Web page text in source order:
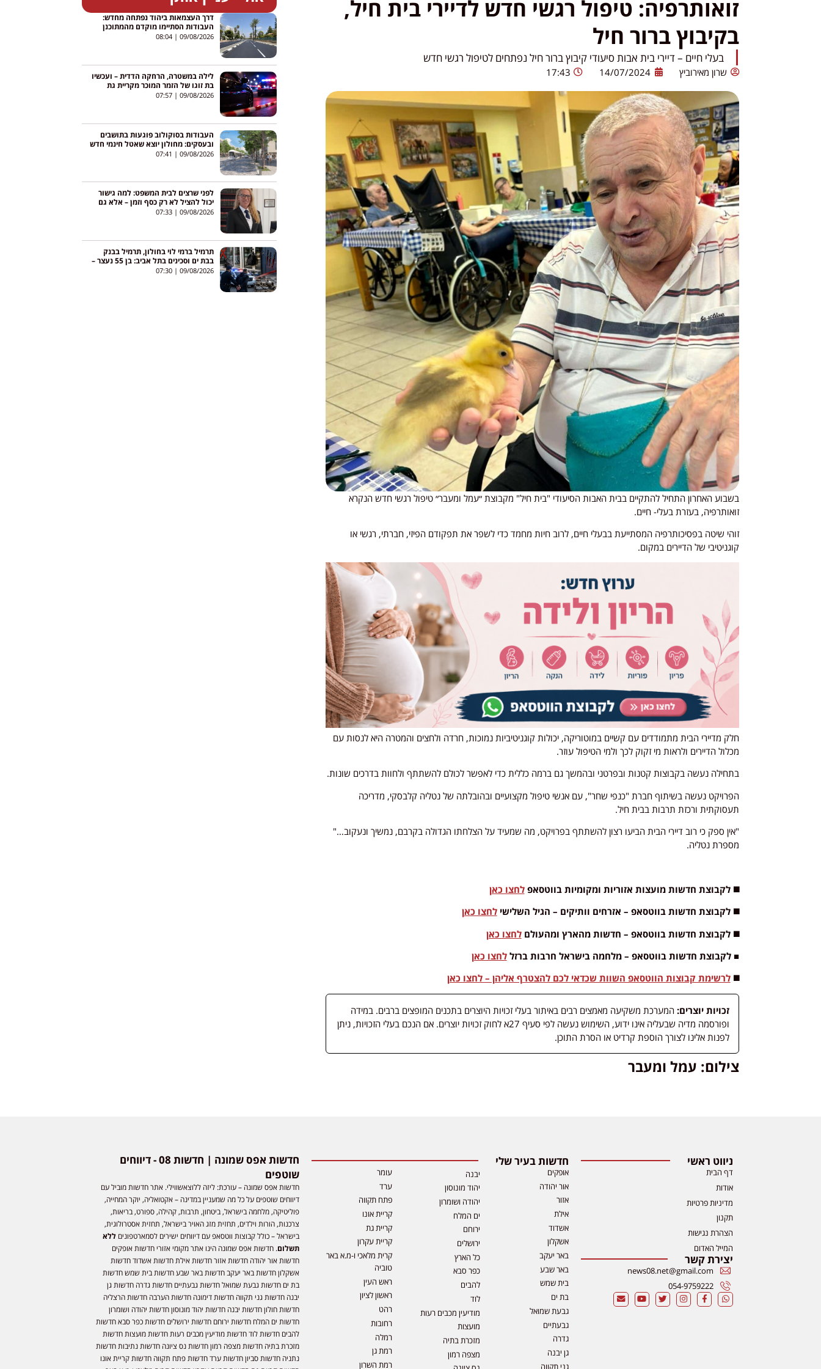
זואותרפיה: טיפול רגשי חדש לדיירי בית חיל,
בקיבוץ ברור חיל
בעלי חיים – דיירי בית אבות סיעודי קיבוץ ברור חיל נפתחים לטיפול רגשי חדש
שרון מאירוביץ 14/07/2024
17:43
בשבוע האחרון התחיל להתקיים בבית האבות הסיעודי "בית חיל" מקבוצת ״עמל ומעבר״ טיפול רגשי חדש הנקרא
זואותרפיה, בעזרת בעלי- חיים.
זוהי שיטה בפסיכותרפיה המסתייעת בבעלי חיים, לרוב חיות מחמד כדי לשפר את תפקודם הפיזי, חברתי, רגשי או
קוגניטיבי של הדיירים במקום.
חלק מדיירי הבית מתמודדים עם קשיים במוטוריקה, יכולות קוגניטיביות נמוכות, חרדה ולחצים והמטרה היא לנסות עם
מכלול הדיירים ולראות מי זקוק לכך ולמי הטיפול עוזר.
בתחילה נעשה בקבוצות קטנות ובפרטני ובהמשך גם ברמה כללית כדי לאפשר לכולם להשתתף ולחוות בדרכים שונות.
הפרויקט נעשה בשיתוף חברת "כנפי שחר", עם אנשי טיפול מקצועיים ובהובלתה של נטליה קלבסקי, מדריכה
תעסוקתית ורכזת תרבות בבית חיל.
"אין ספק כי רוב דיירי הבית הביעו רצון להשתתף בפרויקט, מה שמעיד על הצלחתו הגדולה בקרבם, נמשיך ונעקוב…"
מספרת נטליה.
◼️ לקבוצת חדשות מועצות אזוריות ומקומיות בווטסאפלחצו כאן
◼️ לקבוצת חדשות בווטסאפ – אזרחים וותיקים – הגיל השלישילחצו כאן
◼️ לקבוצת חדשות בווטסאפ – חדשות מהארץ ומהעולםלחצו כאן
■ לקבוצת חדשות בווטסאפ – מלחמה בישראל חרבות ברזללחצו כאן
◼️לרשימת קבוצות הווטסאפ השוות שכדאי לכם להצטרף אליהן – לחצו כאן
זכויות יוצרים: המערכת משקיעה מאמצים רבים באיתור בעלי זכויות היוצרים בתכנים המופצים ברבים. במידה
ופורסמה מדיה שבעליה אינו ידוע, השימוש נעשה לפי סעיף 27א לחוק זכויות יוצרים. אם הנכם בעלי הזכויות, ניתן
לפנות אלינו לצורך הוספת קרדיט או הסרת התוכן.
צילום: עמל ומעבר
דרך העצמאות ביהוד נפתחה מחדש:
העבודות הסתיימו מוקדם מהמתוכנן
והכביש פתוח בשני הכיוונים
09/08/2026
08:04
לילה במשטרה, הרחקה הדדית – ועכשיו
בת זוגו של הזמר המוכר מקריית גת
שוברת שתיקה: "לא דרסתי אף אחד"
09/08/2026
07:57
העבודות בסוקולוב פוגעות בתושבים
ובעסקים: מחולון יוצא שאטל חינמי חדש
כבר מהיום
09/08/2026
לפני שרצים לבית המשפט: למה גישור
יכול להציל לא רק כסף וזמן – אלא גם
את המשפחה שאחרי הפרידה
09/08/2026
07:33
תרמיל ברמי לוי בחולון, תרמיל בבנק
בבת ים וסכינים בתל אביב: בן 55 נעצר –
נבדק קשר לרימון ברמלה
09/08/2026
07:30
ניווט ראשי
דף הבית
אודות
מדיניות פרטיות
תקנון
הצהרת נגישות
המייל האדום
יצירת קשר
news08.net@gmail.com
054-9759222
חדשות בעיר שלי
אופקים
אור יהודה
אזור
אילת
אשדוד
אשקלון
באר יעקב
באר שבע
בית שמש
בת ים
גבעת שמואל
גבעתיים
גדרה
גן יבנה
גני תקווה
יבנה
יהוד מונוסון
יהודה ושומרון
ים המלח
ירוחם
ירושלים
כל הארץ
כפר סבא
להבים
לוד
מודיעין מכבים רעות
מועצות
מזכרת בתיה
מצפה רמון
עומר
ערד
פתח תקווה
קריית אונו
קריית גת
קריית עקרון
קרית מלאכי ו-מ.א באר
טוביה
ראש העין
ראשון לציון
רהט
רחובות
רמלה
רמת גן
רמת השרון
חדשות אפס שמונה | חדשות 08 - דיווחים
שוטפים
חדשות אפס שמונה – עורכת: ליזה ללוצאשווילי. אתר חדשות מוביל עם
דיווחים שוטפים על כל מה שמעניין במדינה – אקטואליה, יוקר המחייה,
פוליטיקה, מלחמה בישראל, ביטחון, תרבות, קהילה, ספורט, בריאות,
צרכנות, הורות וילדים, תחזית מזג האויר בישראל, תחזית אסטרולוגית,
בישראל – כולל קבוצות ווטסאפ עם דיווחים ישירים לסמארטפוניםללא
תשלום. חדשות אפס שמונה הינו אתר מקומי אזורי חדשות אופקים
חדשות אור יהודה חדשות אזור חדשות אילת חדשות אשדוד חדשות
אשקלון חדשות באר יעקב חדשות באר שבע חדשות בית שמש חדשות
בת ים חדשות גבעת שמואל חדשות גבעתיים חדשות גדרה חדשות גן
יבנה חדשות גני תקווה חדשות דימונה חדשות הערבה חדשות הרצליה
חדשות חולון חדשות יבנה חדשות יהוד מונוסון חדשות יהודה ושומרון
חדשות ים המלח חדשות ירוחם חדשות ירושלים חדשות כפר סבא חדשות
להבים חדשות לוד חדשות מודיעין מכבים רעות חדשות מועצות חדשות
מזכרת בתיה חדשות מצפה רמון חדשות נס ציונה חדשות נתיבות חדשות
נתניה חדשות סביון חדשות ערד חדשות פתח תקווה חדשות קריית אונו